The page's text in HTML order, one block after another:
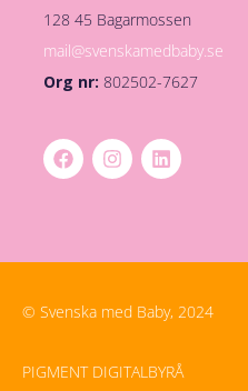
128 45 Bagarmossen
mail@svenskamedbaby.se
Org nr: 802502-7627
© Svenska med Baby, 2024
PIGMENT DIGITALBYRÅ